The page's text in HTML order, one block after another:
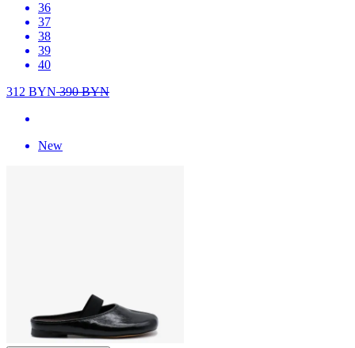
36
37
38
39
40
312 BYN390BYN
New